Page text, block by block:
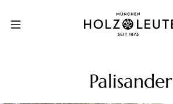
Zum Hauptinhalt springen
Palisander